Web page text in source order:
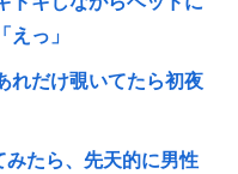
っ」
れだけ覗いてたら初夜
たら、先天的に男性